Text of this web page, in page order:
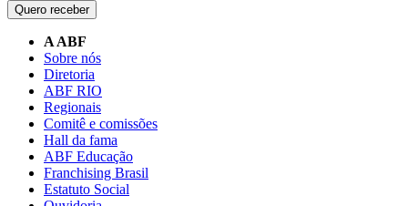
Quero receber
A ABF
Sobre nós
Diretoria
ABF RIO
Regionais
Comitê e comissões
Hall da fama
ABF Educação
Franchising Brasil
Estatuto Social